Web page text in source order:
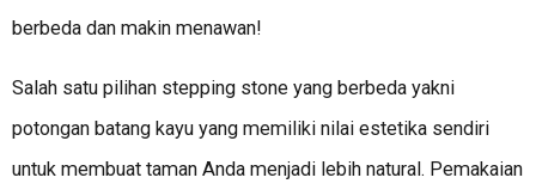
berbeda dan makin menawan!
Salah satu pilihan stepping stone yang berbeda yakni
potongan batang kayu yang memiliki nilai estetika sendiri
untuk membuat taman Anda menjadi lebih natural. Pemakaian